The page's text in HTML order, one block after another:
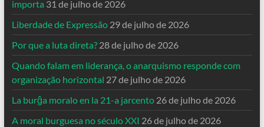
importa 31 de julho de 2026
Liberdade de Expressão 29 de julho de 2026
Por que a luta direta? 28 de julho de 2026
Quando falam em liderança, o anarquismo responde com
organização horizontal 27 de julho de 2026
La burĝa moralo en la 21-a jarcento 26 de julho de 2026
A moral burguesa no século XXI 26 de julho de 2026